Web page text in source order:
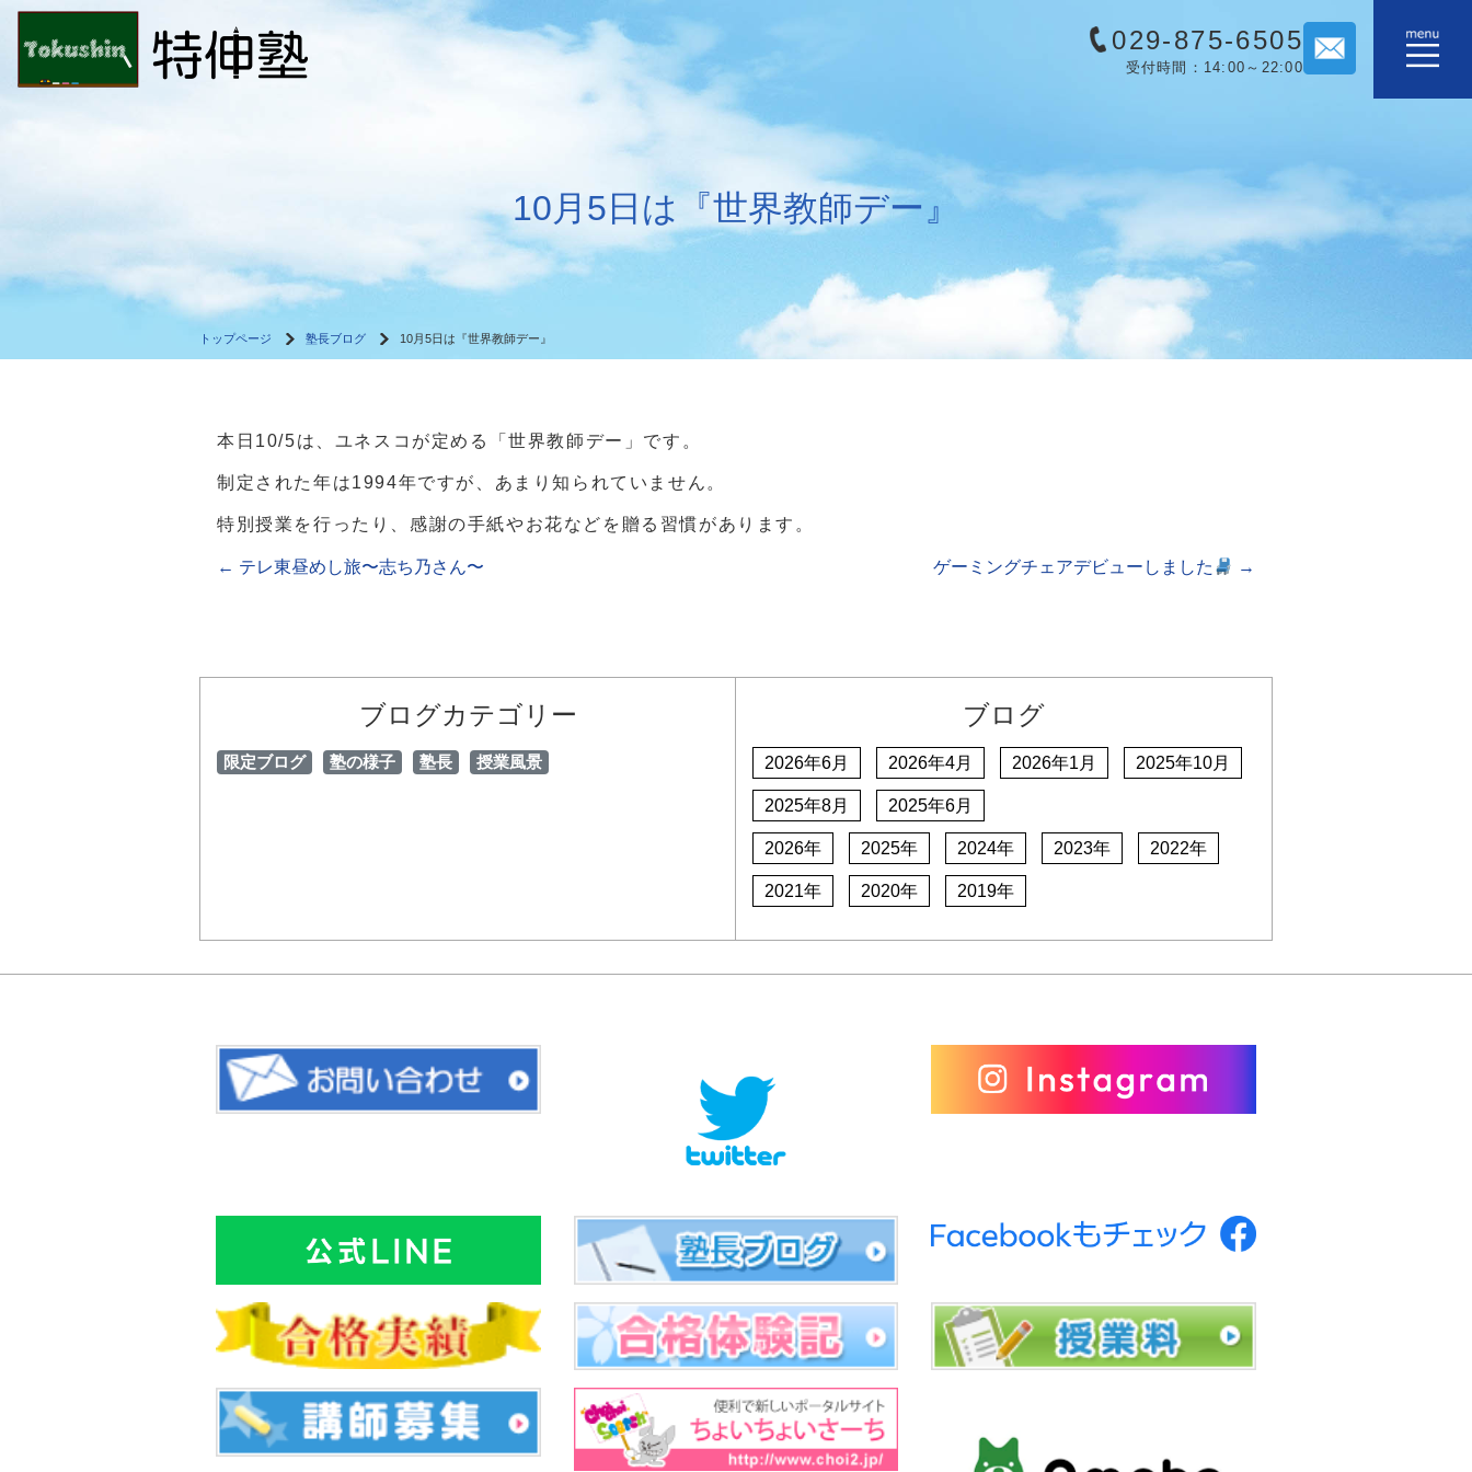
029-875-6505
受付時間：14:00～22:00
10月5日は『世界教師デー』
トップページ 塾長ブログ 10月5日は『世界教師デー』
本日10/5は、ユネスコが定める「世界教師デー」です。
制定された年は1994年ですが、あまり知られていません。
特別授業を行ったり、感謝の手紙やお花などを贈る習慣があります。
← テレ東昼めし旅〜志ち乃さん〜 ゲーミングチェアデビューしました →
ブログカテゴリー
限定ブログ 塾の様子 塾長 授業風景
ブログ
2026年6月 2026年4月 2026年1月 2025年10月
2025年8月 2025年6月
2026年 2025年 2024年 2023年 2022年
2021年 2020年 2019年